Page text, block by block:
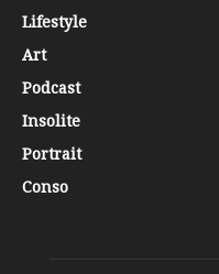
Lifestyle
Art
Podcast
Insolite
Portrait
Conso